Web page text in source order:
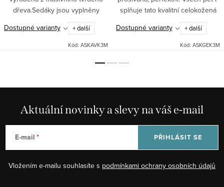
dřeva.Sedáky jsou vyplněny
bonelovými pružinami a vysoce
elastickou HR pěnou. Celá
pohovka je potažena jemnou
Dostupné varianty + další
Kód: ASKAVK3M
splňuje tato kvalitní celokožená
trojmístná pohovka. Pohovka
Genua vás oslní kvalitou italské
kůže v mnoha...
Dostupné varianty + další
Kód: ASKGEK3M
Aktuální novinky a slevy na váš e-mail
E-mail
Vložením e-mailu souhlasíte s podmínkami ochrany osobních údajů
PŘIHLÁSIT SE